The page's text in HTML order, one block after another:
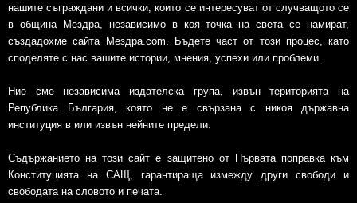
нашите съграждани и всички, които се интересуват от случващото се
в община Мездра, независимо в коя точка на света се намират,
създадохме сайта Мездра.com. Бъдете част от този процес, като
споделяте с нас вашите истории, мнения, успехи или проблеми.
Ние сме независима издателска група, извън територията на
Република България, която не е свързана с никоя държавна
институция в или извън нейните предели.
Съдържанието на този сайт е защитено от Първата поправка към
Конституцията на САЩ, гарантираща измежду други свободи и
свободата на словото и печата.